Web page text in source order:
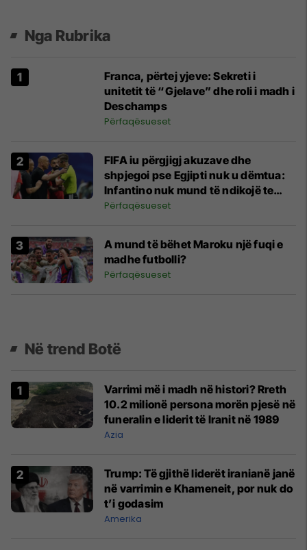
Nga Rubrika
Franca, përtej yjeve: Sekreti i
unitetit të “Gjelave” dhe roli i madh i
Deschamps
Përfaqësueset
FIFA iu përgjigj akuzave dhe
shpjegoi pse Egjipti nuk u dëmtua:
Infantino nuk mund të ndikojë te
gjyqtarët
Përfaqësueset
A mund të bëhet Maroku një fuqi e
madhe futbolli?
Përfaqësueset
Në trend Botë
Varrimi më i madh në histori? Rreth
10.2 milionë persona morën pjesë në
funeralin e liderit të Iranit në 1989
Azia
Trump: Të gjithë liderët iranianë janë
në varrimin e Khameneit, por nuk do
t’i godasim
Amerika